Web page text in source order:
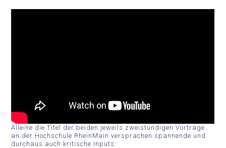
Alleine die Titel der beiden jeweils zweistündigen Vorträge
an der Hochschule RheinMain versprachen spannende und
durchaus auch kritische Inputs: